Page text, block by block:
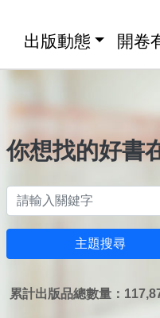
出版動態 開卷
你想找的好書
主題搜尋
累計出版品總數量：